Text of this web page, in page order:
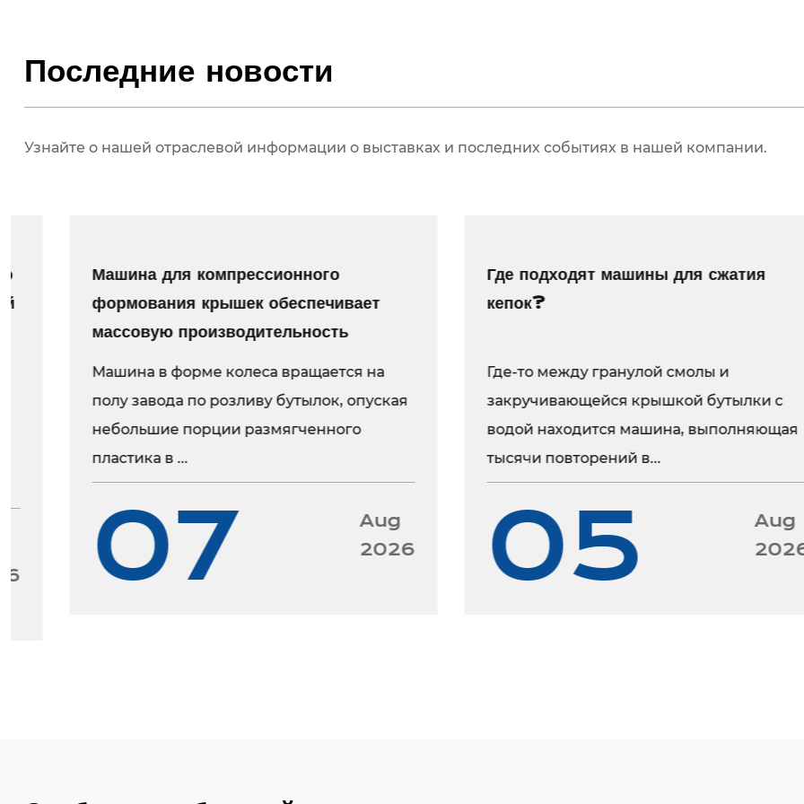
горячеканальных
и
Для получения
для пластиковых
производственным
предоставлять
будут
Последние новости
Узнайте о нашей отраслевой информации о выставках и последних событиях в нашей компании.
Машина для компрессионного
формования крышек обеспечивает
массовую производительность
Машина в форме колеса вращается на
полу завода по розливу бутылок, опуская
небольшие порции размягченного
пластика в ...
07
2026
Где подходят машины для сжатия
кепок?
Где-то между гранулой смолы и
закручивающейся крышкой бутылки с
водой находится машина, выполняющая
тысячи повторений в...
05
2026